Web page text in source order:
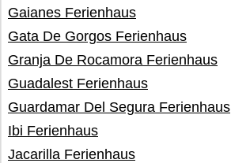
Gaianes Ferienhaus
Gata De Gorgos Ferienhaus
Granja De Rocamora Ferienhaus
Guadalest Ferienhaus
Guardamar Del Segura Ferienhaus
Ibi Ferienhaus
Jacarilla Ferienhaus